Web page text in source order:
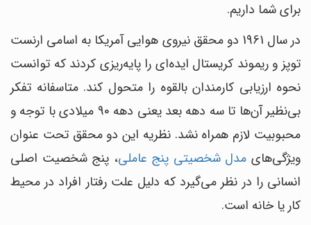
برای شما داریم.
در سال 1961 دو محقق نیروی هوایی آمریکا به اسامی ارنست
توپز و ریموند کریستال ایده‌ای را پایه‌ریزی کردند که توانست
نحوه ارزیابی کارمندان بالقوه را متحول کند. متاسفانه تفکر
بی‌نظیر آن‌ها تا سه دهه بعد یعنی دهه 90 میلادی با توجه و
محبوبیت لازم همراه نشد. نظریه این دو محقق تحت عنوان
ویژگی‌های مدل شخصیتی پنج عاملی، پنج شخصیت اصلی
انسانی را در نظر می‌گیرد که دلیل علت رفتار افراد در محیط
کار یا خانه است.